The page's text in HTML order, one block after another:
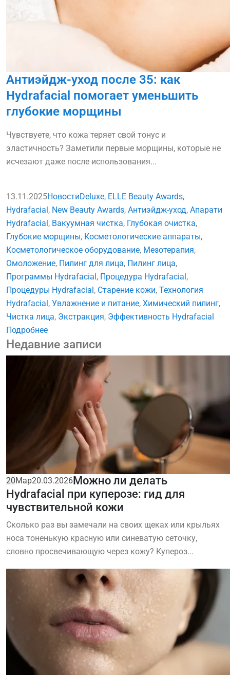
Антиэйдж-уход после 35: как
Hydrafacial помогает уменьшить
глубокие морщины
Чувствуете, что кожа теряет свой тонус и
эластичность? Заметили первые морщины, которые не
исчезают даже после использования...
13.11.2025НовостиDeluxe, ELLE Beauty Awards,
Hydrafacial , New Beauty Awards, Антиэйдж-уход, Апарати
Hydrafacial , Вакуумная чистка, Глубокая очистка,
Глубокие морщины, Косметологические аппараты,
Косметологическое оборудование, Мезотерапия,
Омоложение, Пилинг для лица, Пилинг лица,
Программы Hydrafacial , Процедура Hydrafacial ,
Процедуры Hydrafacial , Старение кожи, Технология
Hydrafacial , Увлажнение и питание, Химический пилинг,
Чистка лица, Экстракция, Эффективность Hydrafacial
Подробнее
Недавние записи
20Мар20.03.2026Можно ли делать
Hydrafacial при куперозе: гид для
чувствительной кожи
Сколько раз вы замечали на своих щеках или крыльях
носа тоненькую красную или синеватую сеточку,
словно просвечивающую через кожу? Купероз...